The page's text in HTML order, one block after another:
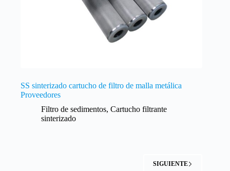
SS sinterizado cartucho de filtro de malla metálica
Proveedores
Filtro de sedimentos, Cartucho filtrante
sinterizado
SIGUIENTE